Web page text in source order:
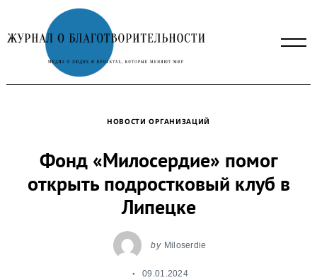
to
content
НОВОСТИ ОРГАНИЗАЦИЙ
Фонд «Милосердие» помог
открыть подростковый клуб в
Липецке
by Miloserdie
09.01.2024